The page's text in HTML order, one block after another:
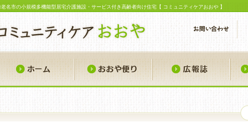
老名市の小規模多機能型居宅介護施設・サービス付き高齢者向け住宅【 コミュニティケアおおや 】
ホーム おおや便り 広報誌